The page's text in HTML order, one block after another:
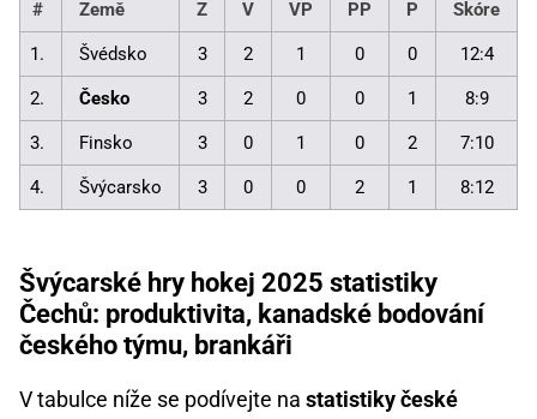
# Země Z V VP PP P Skóre
1. Švédsko 3 2 1 0 0 12:4
2. Česko 3 2 0 0 1 8:9
3. Finsko 3 0 1 0 2 7:10
4. Švýcarsko 3 0 0 2 1 8:12
Švýcarské hry hokej 2025 statistiky
Čechů: produktivita, kanadské bodování
českého týmu, brankáři
V tabulce níže se podívejte na statistiky české